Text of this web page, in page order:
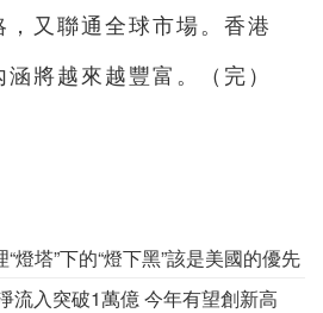
又聯通全球市場。香港
將越來越豐富。（完）
“燈塔”下的“燈下黑”該是美國的優先
流入突破1萬億 今年有望創新高